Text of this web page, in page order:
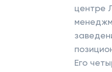
центре
Его